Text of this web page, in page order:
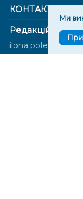
КОНТАКТИ
Редакційний
Ми